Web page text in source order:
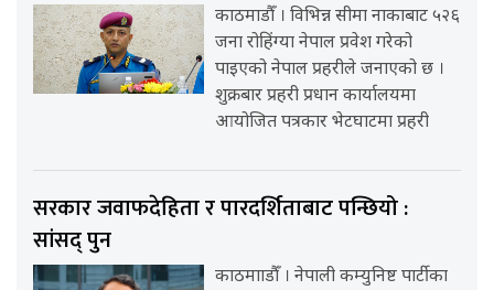
काठमाडौँ । विभिन्न सीमा नाकाबाट ५२६
जना रोहिंग्या नेपाल प्रवेश गरेको
पाइएको नेपाल प्रहरीले जनाएको छ ।
शुक्रबार प्रहरी प्रधान कार्यालयमा
आयोजित पत्रकार भेटघाटमा प्रहरी
सरकार जवाफदेहिता र पारदर्शिताबाट पन्छियो :
सांसद् पुन
काठमााडौँ । नेपाली कम्युनिष्ट पार्टीका